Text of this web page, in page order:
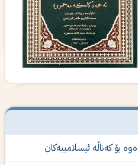
کەناڵە ئیسلامییەکان